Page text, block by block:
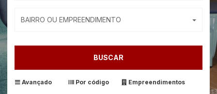
BAIRRO OU EMPREENDIMENTO
BUSCAR
Avançado Por código Empreendimentos